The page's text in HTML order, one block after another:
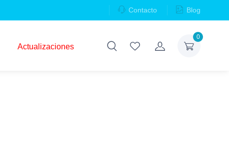
Contacto Blog
0
Actualizaciones